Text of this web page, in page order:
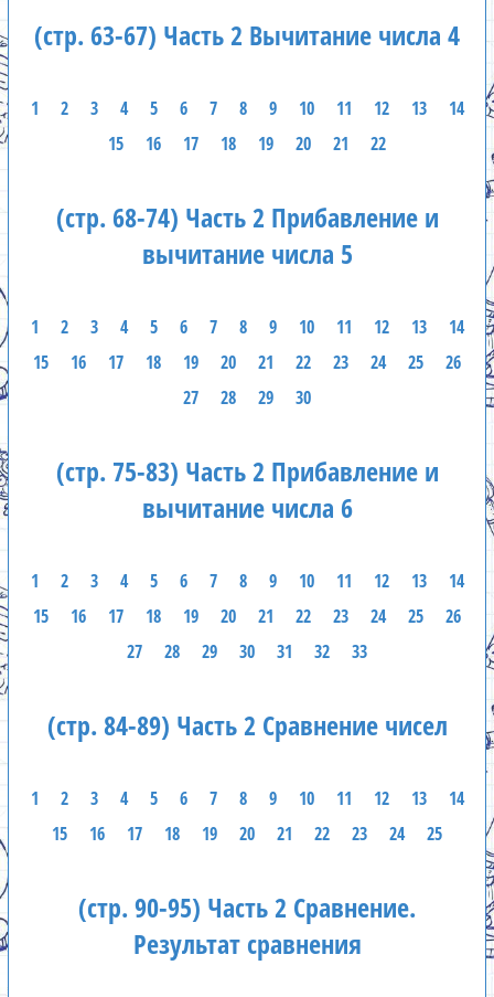
(стр. 63-67) Часть 2 Вычитание числа 4
1 2 3 4 5 6 7 8 9 10 11 12 13
14
15
16 17 18 19 20 21 22
(стр. 68-74) Часть 2 Прибавление и
вычитание числа 5
1 2 3 4 5 6 7 8 9 10 11 12 13
14
15
16 17 18 19 20 21 22 23 24 25
26
27
28 29 30
(стр. 75-83) Часть 2 Прибавление и
вычитание числа 6
1 2 3 4 5 6 7 8 9 10 11 12 13
14
15
16 17 18 19 20 21 22 23 24 25
26
27
28 29 30 31 32 33
(стр. 84-89) Часть 2 Сравнение чисел
1 2 3 4 5 6 7 8 9 10 11 12 13
14
15
16 17 18 19 20 21 22 23 24 25
(стр. 90-95) Часть 2 Сравнение.
Результат сравнения